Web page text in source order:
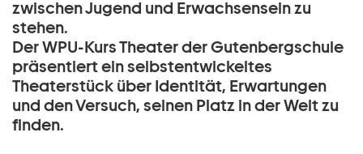
zwischen Jugend und Erwachsensein zu
stehen.
Der WPU-Kurs Theater der Gutenbergschule
präsentiert ein selbstentwickeltes
Theaterstück über Identität, Erwartungen
und den Versuch, seinen Platz in der Welt zu
finden.